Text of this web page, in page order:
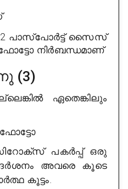
12 years
4/5
പാസ്പോർട്ട് സൈസ്
നിർബന്ധമാണ്
(3)
ഏതെങ്കിലും
പകർപ്പ് ഒരു
അവരെ കൂടെ
കൂട്ടം.